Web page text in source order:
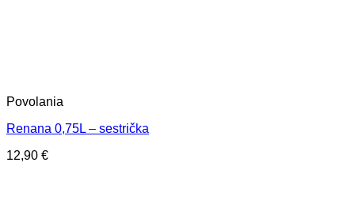
Povolania
Renana 0,75L – sestrička
12,90 €